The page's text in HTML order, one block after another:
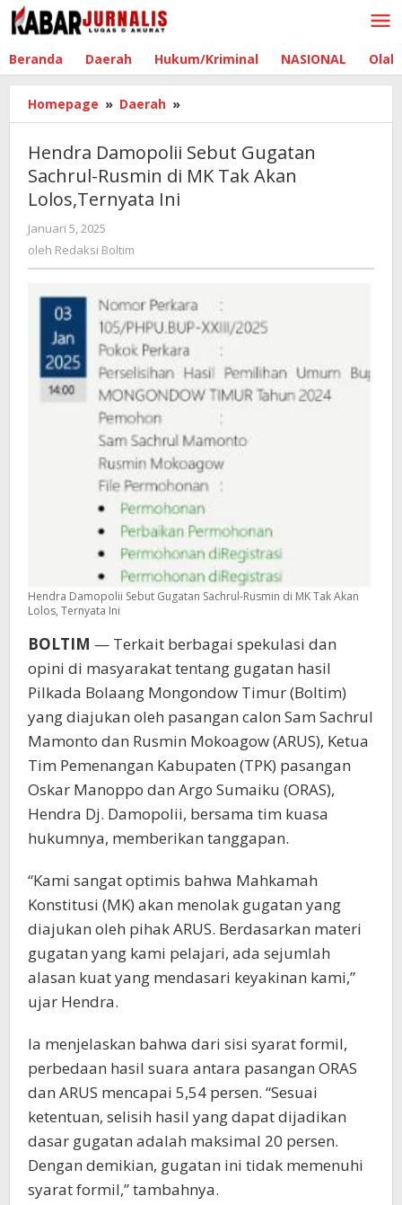
Lewati
ke
Beranda Daerah Hukum/Kriminal NASIONAL
Homepage » Daerah »
Damopolii
Sebut
Gugatan
Sachrul-
Akan
Ini
Hendra Damopolii Sebut Gugatan
Sachrul-Rusmin di MK Tak Akan
Lolos,Ternyata Ini
Januari 5, 2025
Redaksi
oleh Redaksi Boltim
Hendra Damopolii Sebut Gugatan Sachrul-Rusmin di MK Tak Akan
Lolos, Ternyata Ini
BOLTIM — Terkait berbagai spekulasi dan
opini di masyarakat tentang gugatan hasil
Pilkada Bolaang Mongondow Timur (Boltim)
yang diajukan oleh pasangan calon Sam Sachrul
Mamonto dan Rusmin Mokoagow (ARUS), Ketua
Tim Pemenangan Kabupaten (TPK) pasangan
Oskar Manoppo dan Argo Sumaiku (ORAS),
Hendra Dj. Damopolii, bersama tim kuasa
hukumnya, memberikan tanggapan.
“Kami sangat optimis bahwa Mahkamah
Konstitusi (MK) akan menolak gugatan yang
diajukan oleh pihak ARUS. Berdasarkan materi
gugatan yang kami pelajari, ada sejumlah
alasan kuat yang mendasari keyakinan kami,”
ujar Hendra.
Ia menjelaskan bahwa dari sisi syarat formil,
perbedaan hasil suara antara pasangan ORAS
dan ARUS mencapai 5,54 persen. “Sesuai
ketentuan, selisih hasil yang dapat dijadikan
dasar gugatan adalah maksimal 20 persen.
Dengan demikian, gugatan ini tidak memenuhi
syarat formil,” tambahnya.